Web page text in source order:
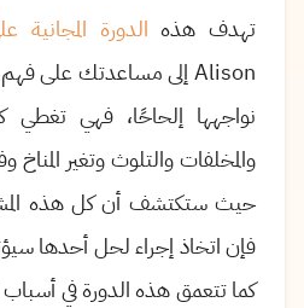
تهدف هذه الدورة المجانية
Alison إلى مساعدتك على فهم
نواجهها إلحاحًا، فهي تغطي
والمخلفات والتلوث وتغير المناخ
حيث ستكتشف أن كل هذه
فإن اتخاذ إجراء لحل أحدها
كما تتعمق هذه الدورة في أسباب